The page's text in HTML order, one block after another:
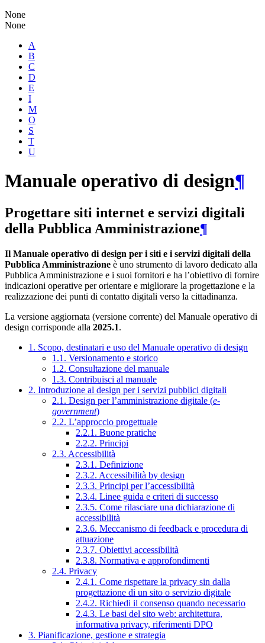
None
None
A
B
C
D
E
I
M
O
S
T
U
Manuale operativo di design¶
Progettare siti internet e servizi digitali
della Pubblica Amministrazione¶
Il Manuale operativo di design per i siti e i servizi digitali della
Pubblica Amministrazione è uno strumento di lavoro dedicato alla
Pubblica Amministrazione e i suoi fornitori e ha l’obiettivo di fornire
indicazioni operative per orientare e migliorare la progettazione e la
realizzazione dei punti di contatto digitali verso la cittadinanza.
La versione aggiornata (versione corrente) del Manuale operativo di
design corrisponde alla 2025.1.
1. Scopo, destinatari e uso del Manuale operativo di design
1.1. Versionamento e storico
1.2. Consultazione del manuale
1.3. Contribuisci al manuale
2. Introduzione al design per i servizi pubblici digitali
2.1. Design per l’amministrazione digitale (e-
government)
2.2. L’approccio progettuale
2.2.1. Buone pratiche
2.2.2. Principi
2.3. Accessibilità
2.3.1. Definizione
2.3.2. Accessibilità by design
2.3.3. Principi per l’accessibilità
2.3.4. Linee guida e criteri di successo
2.3.5. Come rilasciare una dichiarazione di
accessibilità
2.3.6. Meccanismo di feedback e procedura di
attuazione
2.3.7. Obiettivi accessibilità
2.3.8. Normativa e approfondimenti
2.4. Privacy
2.4.1. Come rispettare la privacy sin dalla
progettazione di un sito o servizio digitale
2.4.2. Richiedi il consenso quando necessario
2.4.3. Le basi del sito web: architettura,
informativa privacy, riferimenti DPO
3. Pianificazione, gestione e strategia